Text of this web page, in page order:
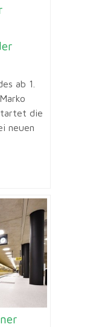
ab 1.
die
neuen